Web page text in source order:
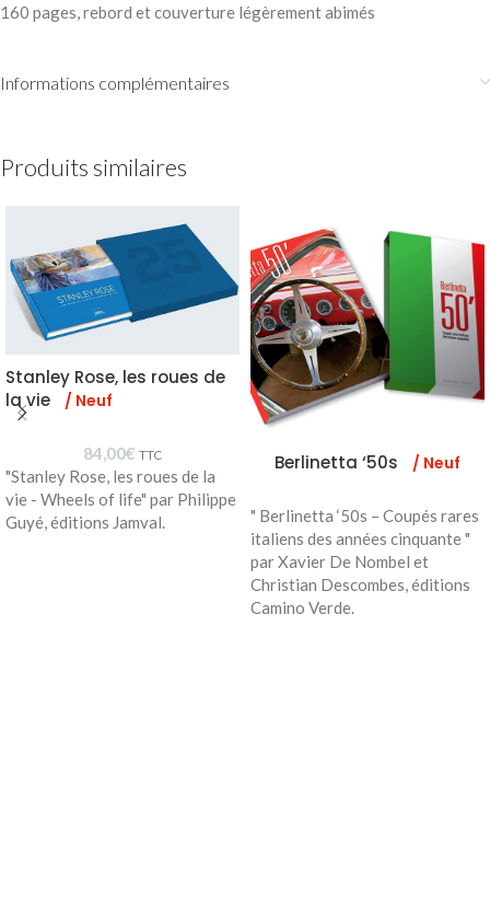
160 pages, rebord et couverture légèrement abimés
Informations complémentaires
Produits similaires
Stanley Rose, les roues de
la vie
/ Neuf
84,00€ TTC
"Stanley Rose, les roues de la
vie - Wheels of life" par Philippe
Guyé, éditions Jamval.
Berlinetta ‘50s / Neuf
" Berlinetta ‘50s – Coupés rares
italiens des années cinquante "
par Xavier De Nombel et
Christian Descombes, éditions
Camino Verde.